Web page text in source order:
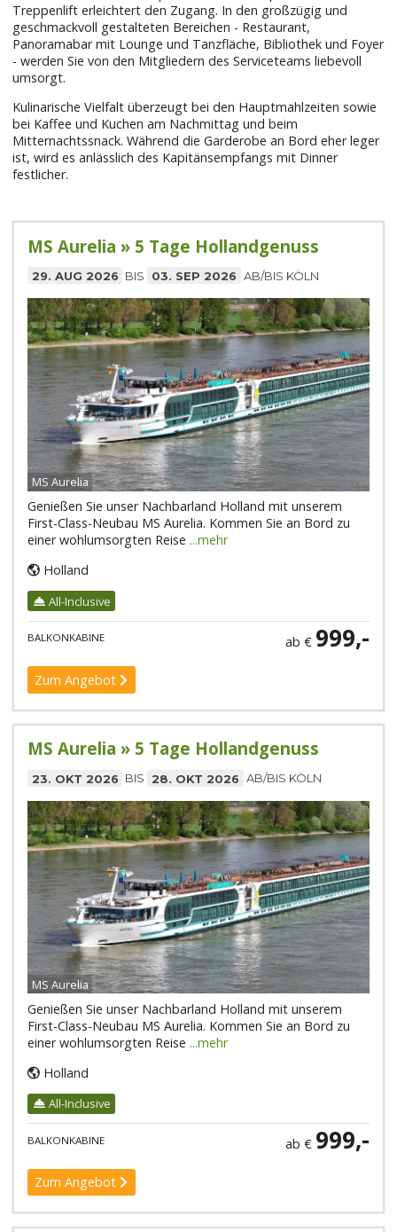
Treppenlift erleichtert den Zugang. In den großzügig und
geschmackvoll gestalteten Bereichen - Restaurant,
Panoramabar mit Lounge und Tanzfläche, Bibliothek und Foyer
- werden Sie von den Mitgliedern des Serviceteams liebevoll
umsorgt.
Kulinarische Vielfalt überzeugt bei den Hauptmahlzeiten sowie
bei Kaffee und Kuchen am Nachmittag und beim
Mitternachtssnack. Während die Garderobe an Bord eher leger
ist, wird es anlässlich des Kapitänsempfangs mit Dinner
festlicher.
MS Aurelia » 5 Tage Hollandgenuss
29. AUG 2026 BIS 03. SEP 2026 AB/BIS KÖLN
MS Aurelia
Genießen Sie unser Nachbarland Holland mit unserem
First-Class-Neubau MS Aurelia. Kommen Sie an Bord zu
einer wohlumsorgten Reise ...mehr
Holland
All-Inclusive
BALKONKABINE ab € 999,-
Zum Angebot
MS Aurelia » 5 Tage Hollandgenuss
23. OKT 2026 BIS 28. OKT 2026 AB/BIS KÖLN
MS Aurelia
Genießen Sie unser Nachbarland Holland mit unserem
First-Class-Neubau MS Aurelia. Kommen Sie an Bord zu
einer wohlumsorgten Reise ...mehr
Holland
All-Inclusive
BALKONKABINE ab € 999,-
Zum Angebot